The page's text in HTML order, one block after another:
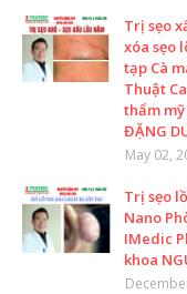
Trị sẹo
xóa sẹo
tạp Cà
Thuật
thẩm mỹ
ĐẶNG
May 02,
Trị sẹo
Nano
IMedic
khoa